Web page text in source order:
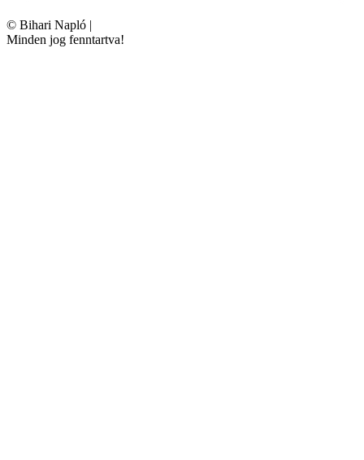
© Bihari Napló |
Minden jog fenntartva!